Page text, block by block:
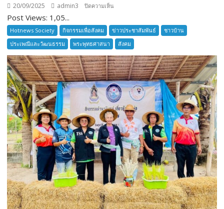
20/09/2025 admin3 ปิดความเห็น
เสือ
ชาว
บ้าน
อำเภอ
บางละมุง
เปิด
รับ
สมัคร
ผู้รับ
การ
อบรม
ลูก
เสือ
ชาว
บ้าน
รุ่น
ที่
Post Views: 1,05...
Hotnews Society กิจกรรมเพื่อสังคม ข่าวประชาสัมพันธ์
ชาวบ้าน
ประเพณีและวัฒนธรรม
พระพุทธศาสนา สังคม